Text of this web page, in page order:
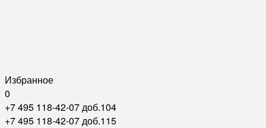
Избранное
0
+7 495 118-42-07 доб.104
+7 495 118-42-07 доб.115